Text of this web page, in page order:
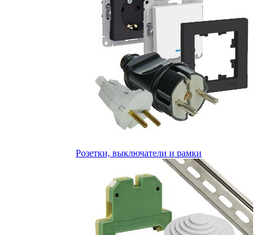
Розетки, выключатели и рамки